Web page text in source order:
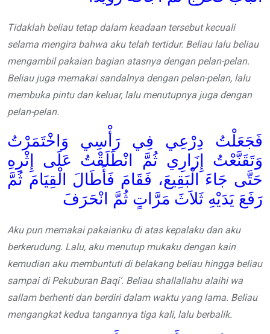
Tidaklah beliau tetap dalam keadaan tersebut kecuali
selama mengira bahwa aku telah tertidur. Beliau lalu beliau
mengambil pakaian bagian atasnya dengan pelan-pelan.
Beliau juga memakai sandalnya dengan pelan-pelan, lalu
membuka pintu dan keluar, lalu menutupnya juga dengan
pelan-pelan.
فَجَعَلْتُ دِرْعِي فِي رَأْسِي وَاخْتَمَرْتُ
وَتَقَنَّعْتُ إِزَارِي ثُمَّ انْطَلَقْتُ عَلَى إِثْرِهِ
حَتَّى جَاءَ الْبَقِيعَ، فَقَامَ فَأَطَالَ الْقِيَامَ ثُمَّ
رَفَعَ يَدَيْهِ ثَلاَثَ مَرَّاتٍ ثُمَّ انْحَرَفَ
Aku pun memakai pakaianku di atas kepalaku dan aku
berkerudung. Lalu, aku menutup mukaku dengan kain
kemudian aku membuntuti di belakang beliau hingga beliau
sampai di Pekuburan Baqi’. Beliau shallallahu alaihi wa
sallam berhenti dan berdiri dalam waktu yang lama. Beliau
mengangkat kedua tangannya tiga kali, lalu berbalik.